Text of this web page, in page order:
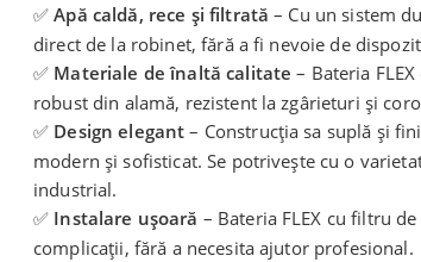
✅Apă caldă, rece și filtrată – Cu un sistem
direct de la robinet, fără a fi nevoie de
✅ Materiale de înaltă calitate – Bateria
robust din alamă, rezistent la zgârieturi și
✅ Design elegant – Construcția sa suplă și
modern și sofisticat. Se potrivește cu o
industrial.
✅ Instalare ușoară – Bateria FLEX cu filtru
complicații, fără a necesita ajutor profesional.